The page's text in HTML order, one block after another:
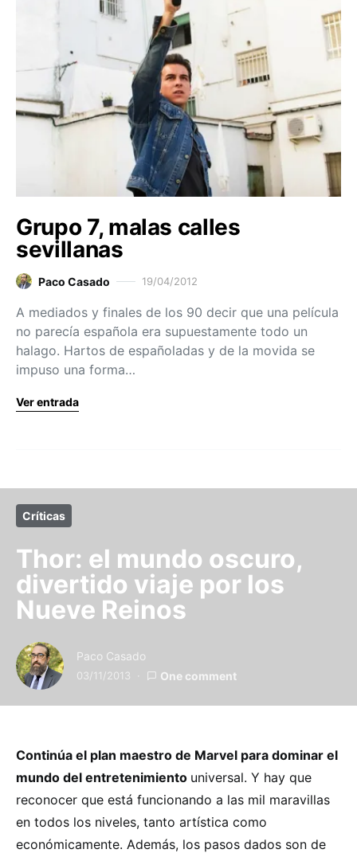
Grupo 7, malas calles
sevillanas
Paco Casado 19/04/2012
A mediados y finales de los 90 decir que una película
no parecía española era supuestamente todo un
halago. Hartos de españoladas y de la movida se
impuso una forma…
Ver entrada
Críticas
Thor: el mundo oscuro,
divertido viaje por los
Nueve Reinos
Paco Casado
03/11/2013 One comment
Continúa el plan maestro de Marvel para dominar el
mundo del entretenimiento universal. Y hay que
reconocer que está funcionando a las mil maravillas
en todos los niveles, tanto artística como
económicamente. Además, los pasos dados son de